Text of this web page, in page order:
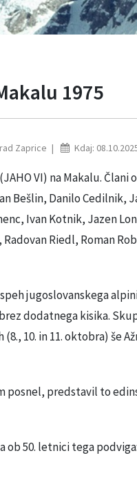
1975
Zaprice Kdaj:
VI) na Makalu. Člani
Bešlin, Danilo Cedilnik,
Ivan Kotnik, Jazen
Riedl, Roman
jugoslovanskega
dodatnega kisika.
10. in 11. oktobra) še
posnel, predstavil to
ob 50. letnici tega podviga: